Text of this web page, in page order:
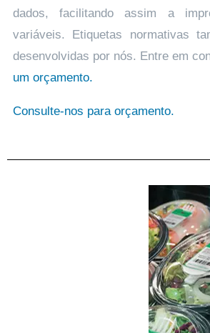
dados, facilitando assim a
variáveis. Etiquetas normativas
desenvolvidas por nós. Entre em
um orçamento.
Consulte-nos para orçamento.